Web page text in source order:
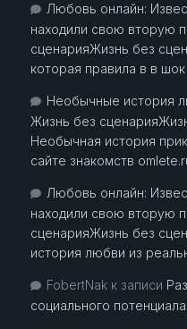
Любовь онлайн:
находили свою вторую
сценарияЖизнь без
которая правила в в
Необычные история
Жизнь без
Необычная история
сайте знакомств
Любовь онлайн:
находили свою вторую
сценарияЖизнь без
история любви из
FobertNakк записи
социального